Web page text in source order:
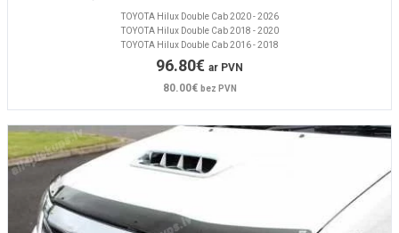
TOYOTA Hilux Double Cab 2020 - 2026
TOYOTA Hilux Double Cab 2018 - 2020
TOYOTA Hilux Double Cab 2016 - 2018
96.80€ ar PVN
80.00€ bez PVN